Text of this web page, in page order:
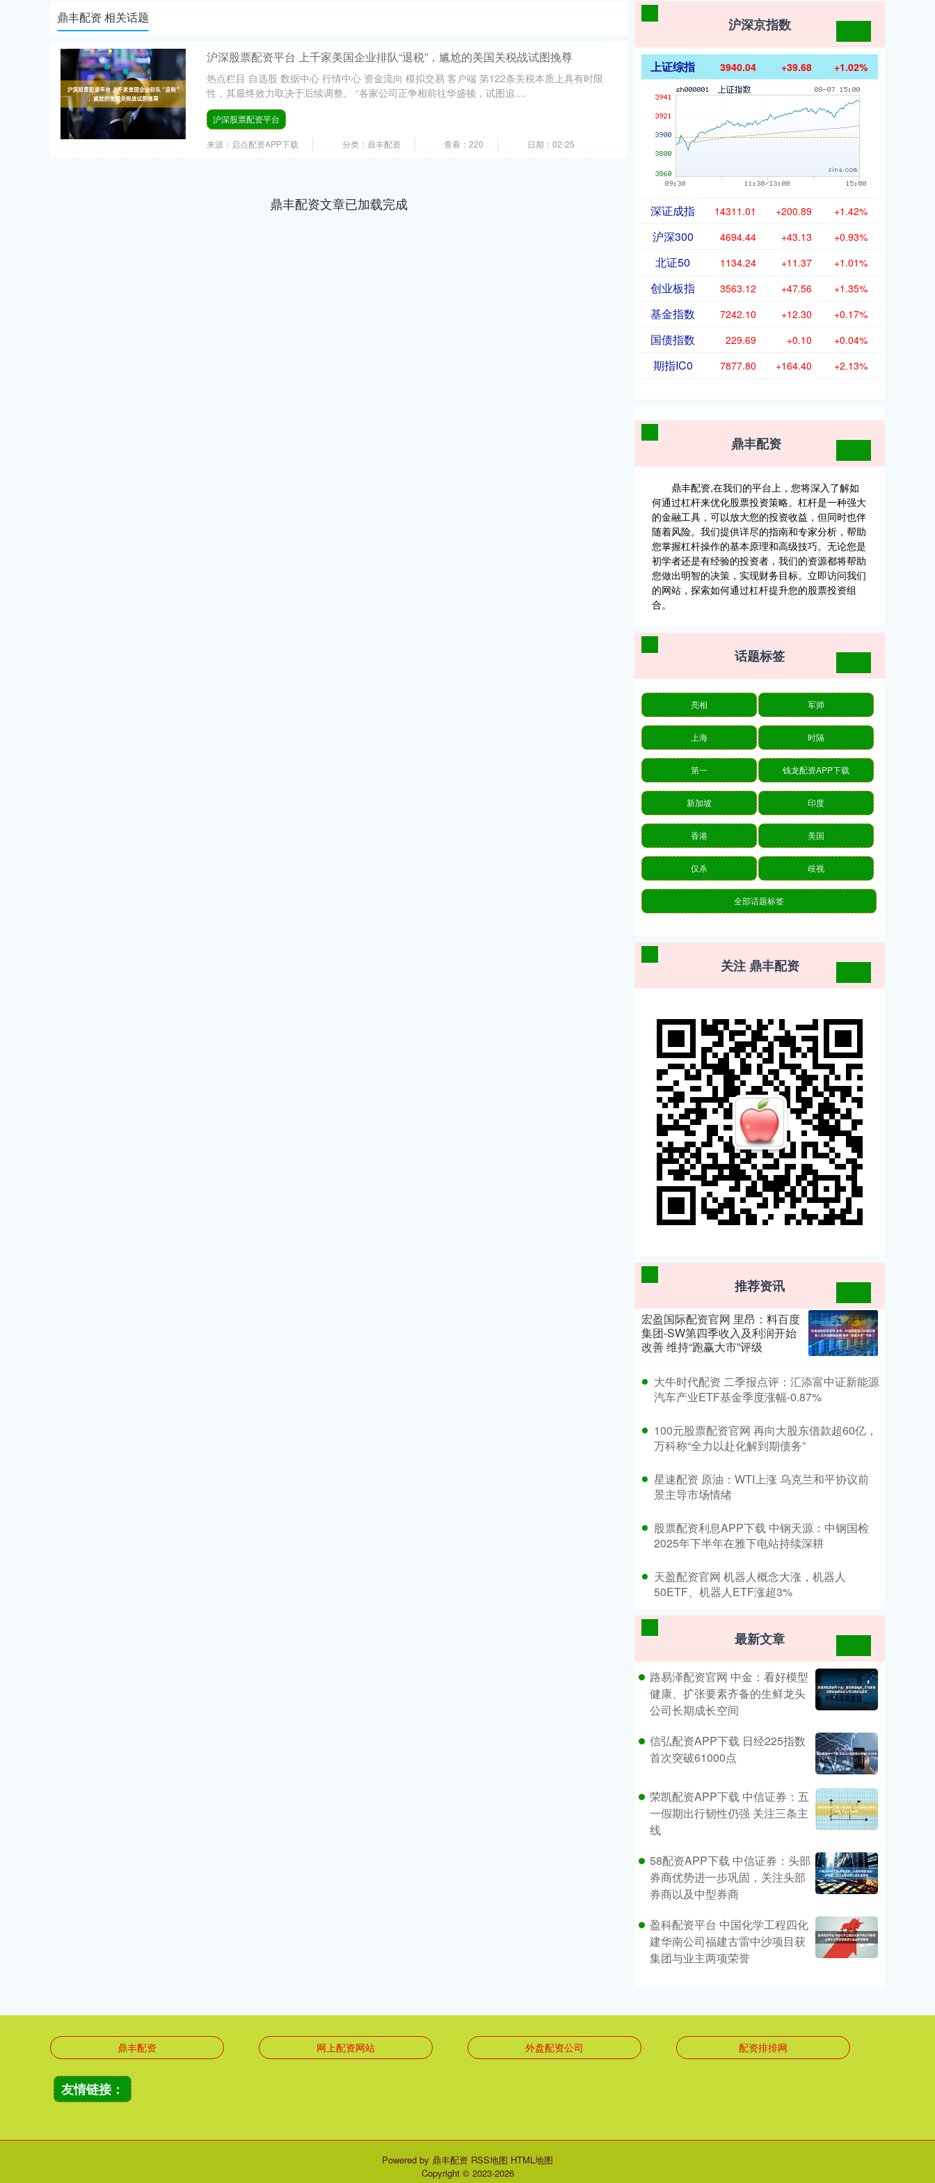
鼎丰配资 相关话题
沪深股票配资平台 上千家美国企业排队“退税”，尴尬的美国关税战试图挽尊
热点栏目 自选股 数据中心 行情中心 资金流向 模拟交易 客户端 第122条关税本质上具有时限
性，其最终效力取决于后续调整。 “各家公司正争相前往华盛顿，试图追....
沪深股票配资平台
来源：启点配资APP下载 分类：鼎丰配资 查看：220 日期：02-25
鼎丰配资文章已加载完成
沪深京指数
上证综指 3940.04 +39.68 +1.02%
深证成指 14311.01 +200.89 +1.42%
沪深300 4694.44 +43.13 +0.93%
北证50 1134.24 +11.37 +1.01%
创业板指 3563.12 +47.56 +1.35%
基金指数 7242.10 +12.30 +0.17%
国债指数 229.69 +0.10 +0.04%
期指IC0 7877.80 +164.40 +2.13%
鼎丰配资
鼎丰配资,在我们的平台上，您将深入了解如
何通过杠杆来优化股票投资策略。杠杆是一种强大
的金融工具，可以放大您的投资收益，但同时也伴
随着风险。我们提供详尽的指南和专家分析，帮助
您掌握杠杆操作的基本原理和高级技巧。无论您是
初学者还是有经验的投资者，我们的资源都将帮助
您做出明智的决策，实现财务目标。立即访问我们
的网站，探索如何通过杠杆提升您的股票投资组
合。
话题标签
亮相 军师
上海 时隔
第一 钱龙配资APP下载
新加坡 印度
香港 美国
仅杀 歧视
全部话题标签
关注 鼎丰配资
推荐资讯
宏盈国际配资官网 里昂：料百度
集团-SW第四季收入及利润开始
改善 维持“跑赢大市”评级
​大牛时代配资 二季报点评：汇添富中证新能源
汽车产业ETF基金季度涨幅-0.87%
​100元股票配资官网 再向大股东借款超60亿，
万科称“全力以赴化解到期债务”
​星速配资 原油：WTI上涨 乌克兰和平协议前
景主导市场情绪
​股票配资利息APP下载 中钢天源：中钢国检
2025年下半年在雅下电站持续深耕
​天盈配资官网 机器人概念大涨，机器人
50ETF、机器人ETF涨超3%
最新文章
路易泽配资官网 中金：看好模型
健康、扩张要素齐备的生鲜龙头
公司长期成长空间
信弘配资APP下载 日经225指数
首次突破61000点
荣凯配资APP下载 中信证券：五
一假期出行韧性仍强 关注三条主
线
58配资APP下载 中信证券：头部
券商优势进一步巩固，关注头部
券商以及中型券商
盈科配资平台 中国化学工程四化
建华南公司福建古雷中沙项目获
集团与业主两项荣誉
鼎丰配资 网上配资网站 外盘配资公司 配资排排网
友情链接：
Powered by 鼎丰配资 RSS地图 HTML地图
Copyright © 2023-2026